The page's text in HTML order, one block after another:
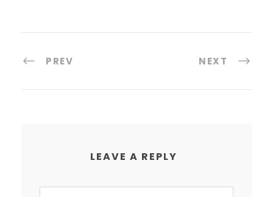
PREV NEXT
LEAVE A REPLY